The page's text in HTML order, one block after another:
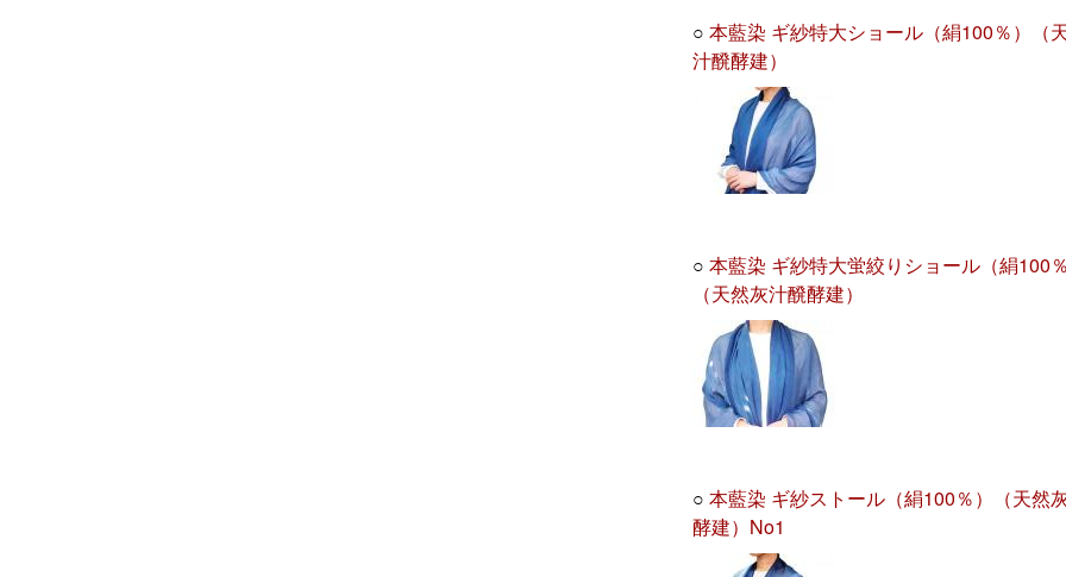
○ 本藍染 ギ紗特大ショール（絹100％）（
汁醗酵建）
○ 本藍染 ギ紗特大蛍絞りショール（絹100％
（天然灰汁醗酵建）
○ 本藍染 ギ紗ストール（絹100％）（天然
酵建）No1